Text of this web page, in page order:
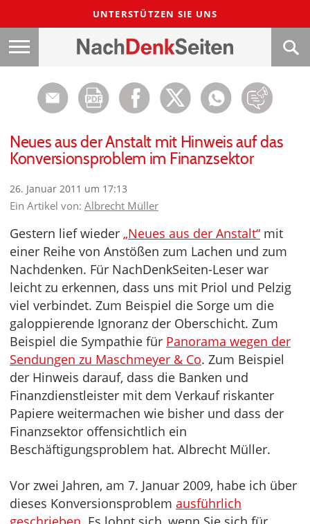
UNTERSTÜTZEN SIE UNS
Neues aus der Anstalt mit Hinweis auf das
Konversionsproblem im Finanzsektor
26. Januar 2011 um 17:13
Ein Artikel von: Albrecht Müller
Gestern lief wieder „Neues aus der Anstalt“ mit
einer Reihe von Anstößen zum Lachen und zum
Nachdenken. Für NachDenkSeiten-Leser war
leicht zu erkennen, dass uns mit Priol und Pelzig
viel verbindet. Zum Beispiel die Sorge um die
galoppierende Ignoranz der Oberschicht. Zum
Beispiel die Sympathie für Panorama wegen der
Sendungen zu Maschmeyer & Co. Zum Beispiel
der Hinweis darauf, dass die Banken und
Finanzdienstleister mit dem Verkauf riskanter
Papiere weitermachen wie bisher und dass der
Finanzsektor offensichtlich ein
Beschäftigungsproblem hat. Albrecht Müller.
Vor zwei Jahren, am 7. Januar 2009, habe ich über
dieses Konversionsproblem ausführlich